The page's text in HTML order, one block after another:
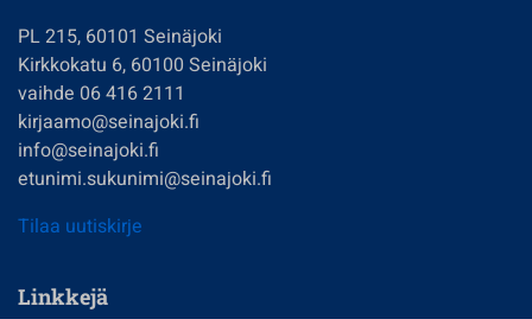
PL 215, 60101 Seinäjoki
Kirkkokatu 6, 60100 Seinäjoki
vaihde 06 416 2111
kirjaamo@seinajoki.fi
info@seinajoki.fi
etunimi.sukunimi@seinajoki.fi
Tilaa uutiskirje
Linkkejä